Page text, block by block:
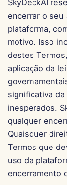
SkyDeckAI
encerrar o seu
plataforma,
motivo. Isso
destes
aplicação da
significativa
inesperados.
qualquer
Quaisquer
Termos que
uso da
encerramento